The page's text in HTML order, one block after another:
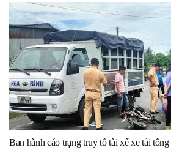
Ban hành cáo trạng truy tố tài xế xe tải